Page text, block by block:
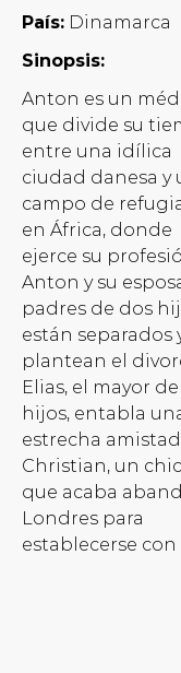
País: Dinamarca
Sinopsis:
Anton es un
que divide su
entre una idílica
ciudad danesa y
campo de
en África, donde
ejerce su
Anton y su
padres de dos
están separados
plantean el
Elias, el mayor
hijos, entabla
estrecha
Christian, un
que acaba
Londres para
establecerse con